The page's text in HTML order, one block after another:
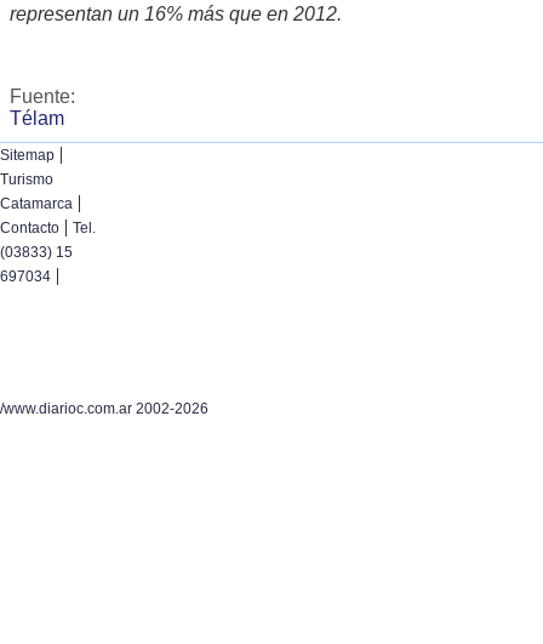
representan un 16% más que en 2012.
Fuente:
Télam
Sitemap |
Turismo
Catamarca |
Contacto | Tel.
(03833) 15
697034 |
/www.diarioc.com.ar 2002-2026